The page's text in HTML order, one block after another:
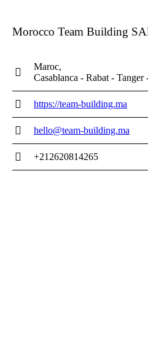
Morocco Team Building
Maroc
Casablanca - Rabat -
https://team-building.ma
hello@team-building.ma
+212620814265